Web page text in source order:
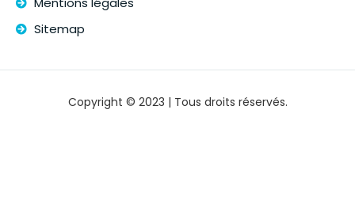
Sitemap
Copyright © 2023 | Tous droits réservés.